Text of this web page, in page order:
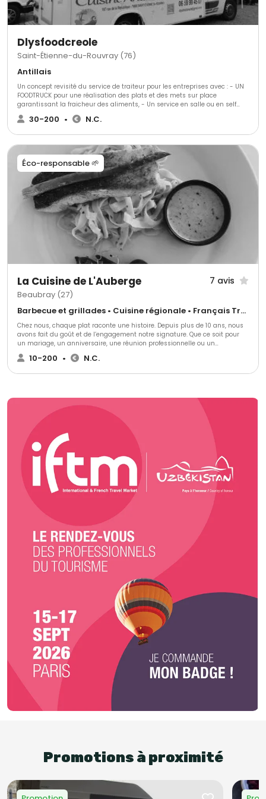
Dlysfoodcreole
Saint-Étienne-du-Rouvray (76)
Antillais
Un concept revisité du service de traiteur pour les entreprises avec : - UN
FOODTRUCK pour une réalisation des plats et des mets sur place
garantissant la fraicheur des aliments, - Un service en salle ou en self
pour la rapidité et l efficacité , - Une prestation dans un cadre et décors
exotique . - Une cuisine des Antilles avec des produits de qualité
30-200 • N.C.
Éco-responsable 🌱
La Cuisine de L'Auberge 7 avis
Beaubray (27)
Barbecue et grillades • Cuisine régionale • Français Traditionnel
Chez nous, chaque plat raconte une histoire. Depuis plus de 10 ans, nous
avons fait du goût et de l’engagement notre signature. Que ce soit pour
un mariage, un anniversaire, une réunion professionnelle ou un
séminaire, la cuisine de l’Auberge vous accompagne pour créer des
moments gourmands et conviviaux, dans toute la Normandie et l'île de
notre domaine privé, L'Auberge de la comtesse, des événements "clé en
main" avec salle de réception, jardin paysager, hébergements, repas et
coordination. N'hésitez pas à consulter la fiche de notre propriété
10-200 • N.C.
Promotions à proximité